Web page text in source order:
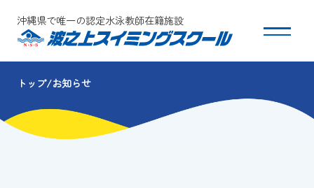
沖縄県で唯一の認定水泳教師在籍施設
スクールについて
コース・クラス紹介
トップ お知らせ